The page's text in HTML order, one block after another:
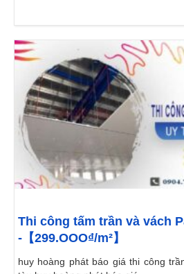
Thi công tấm trần và vách
-【299.OOO₫/m²】
huy hoàng phát báo giá thi công